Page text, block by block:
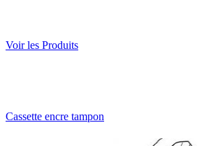
Voir les Produits
Cassette encre tampon